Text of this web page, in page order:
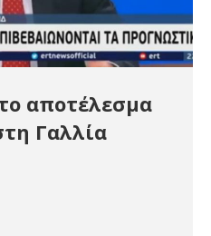
αποτέλεσμα
Γαλλία